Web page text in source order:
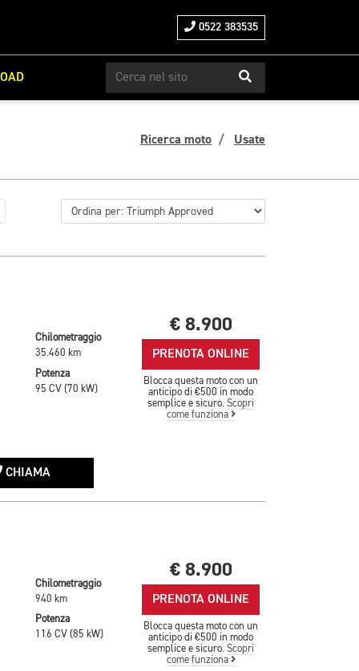
0522 383535
Ricerca moto Usate
Chilometraggio
35.460 km
Potenza
95 CV (70 kW)
€ 8.900
PRENOTA ONLINE
Blocca questa moto con un
anticipo di €500 in modo
semplice e sicuro.Scopri
come funziona
CHIAMA
Chilometraggio
940 km
Potenza
116 CV (85 kW)
€ 8.900
PRENOTA ONLINE
Blocca questa moto con un
anticipo di €500 in modo
semplice e sicuro.Scopri
come funziona